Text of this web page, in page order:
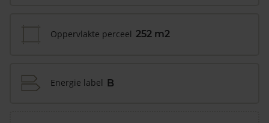
Oppervlakte perceel 252 m2
Energie label B